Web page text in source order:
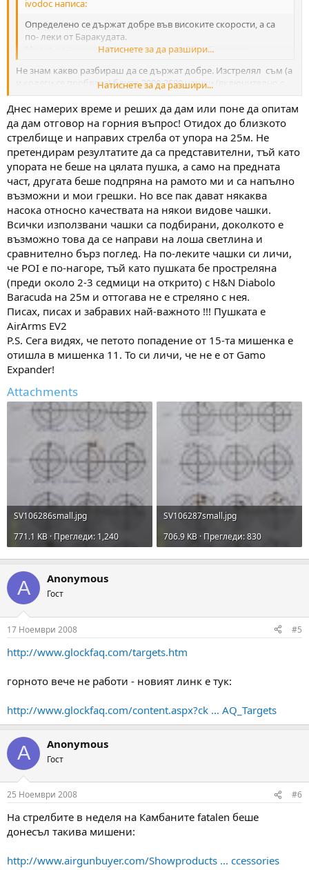
ivodoc написа:
Определено се държат добре във високите скорости, а са
по- леки от Баракудата.
Мисля че тежаха 1.04 грама, срещу 1.37 за Баракуда.
Натиснете за да разшири...
Не знам какво разбираш да се държат добре. Изстрелял съм (а
и колеги се пробваха) близо 2000-2500 чашки (включително с
търговски марки Daystate FT и RWS), с хубави пушки на
различни скорости, в идеални условия - на закрито, от упора,
на мишена и резултатът винаги е един и същ - една хубава
група и около нея в кръг отриви.Руснаците ги тачат май
повече в 4.5, за които нищо не мога да кажа, може би - Фатален.
Натиснете за да разшири...
Днес намерих време и реших да дам или поне да опитам
да дам отговор на горния въпрос! Отидох до близкото
стрелбище и направих стрелба от упора на 25м. Не
претендирам резултатите да са представителни, тъй като
упората не беше на цялата пушка, а само на предната
част, другата беше подпряна на рамото ми и са напълно
възможни и мои грешки. Но все пак дават някаква
насока относно качествата на някои видове чашки.
Всички използвани чашки са подбирани, доколкото е
възможно това да се направи на лоша светлина и
сравнително бърз поглед. На по-леките чашки си личи,
че POI е по-нагоре, тъй като пушката бе простреляна
(преди около 2-3 седмици на открито) с H&N Diabolo
Baracuda на 25м и оттогава не е стреляно с нея.
Писах, писах и забравих най-важното !!! Пушката е
AirArms EV2
P.S. Сега видях, че петото попадение от 15-та мишенка е
отишла в мишенка 11. То си личи, че не е от Gamo
Expander!
Attachments
SV106286small.jpg
771.1 KB · Прегледи: 1,240
SV106287small.jpg
706.9 KB · Прегледи: 830
A Anonymous
Гост
17 Ноември 2008 #5
http://www.glockfaq.com/targets.htm
горното вече не работи - новият линк е тук:
http://www.glockfaq.com/content.aspx?ck ... AQ_Targets
A Anonymous
Гост
25 Ноември 2008 #6
На стрелбите в неделя на Камбаните fatalen беше
донесъл такива мишени:
http://www.airgunbuyer.com/Showproducts ... ccessories